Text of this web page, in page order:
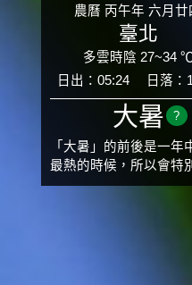
農曆 丙午年 六月廿
臺北
多雲時陰 27~34 ℃
日出：05:24
日落：
大暑 ?
「大暑」的前後是一年
最熱的時候，所以會特
氣候炙熱難耐。有句俗